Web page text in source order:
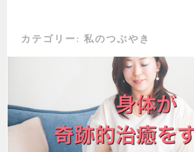
カテゴリー:私のつぶやき